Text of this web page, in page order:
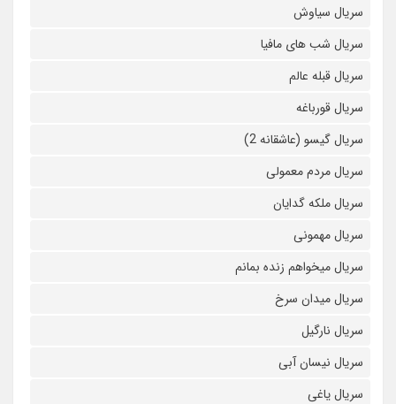
سریال سیاوش
سریال شب های مافیا
سریال قبله عالم
سریال قورباغه
سریال گیسو (عاشقانه 2)
سریال مردم معمولی
سریال ملکه گدایان
سریال مهمونی
سریال میخواهم زنده بمانم
سریال میدان سرخ
سریال نارگیل
سریال نیسان آبی
سریال یاغی